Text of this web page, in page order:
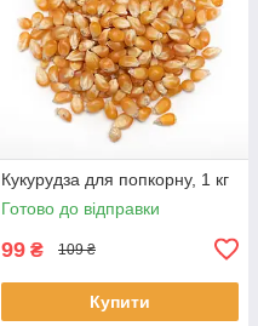
Кукурудза для попкорну, 1 кг
Готово до відправки
99 ₴ 109 ₴
Купити